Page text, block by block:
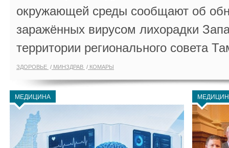
окружающей среды сообщают об
заражённых вирусом лихорадки
территории регионального совета
ЗДОРОВЬЕ МИНЗДРАВ КОМАРЫ
МЕДИЦИНА